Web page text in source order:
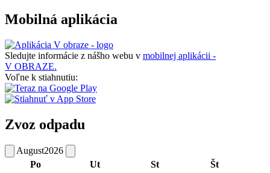
Mobilná aplikácia
Sledujte informácie z nášho webu v mobilnej aplikácii -
V OBRAZE.
Voľne k stiahnutiu:
Zvoz odpadu
August2026
Po
Ut St Št